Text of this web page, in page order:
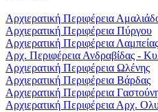
Αρχιερατική Περιφέρεια
Αρχιερατική Περιφέρεια Πύργου
Αρχιερατική Περιφέρεια
Αρχ. Περιφέρεια Ανδραβίδας -
Αρχιερατική Περιφέρεια Ωλένης
Αρχιερατική Περιφέρεια Βάρδας
Αρχιερατική Περιφέρεια
Αρχιερατική Περιφέρεια Αρχ.